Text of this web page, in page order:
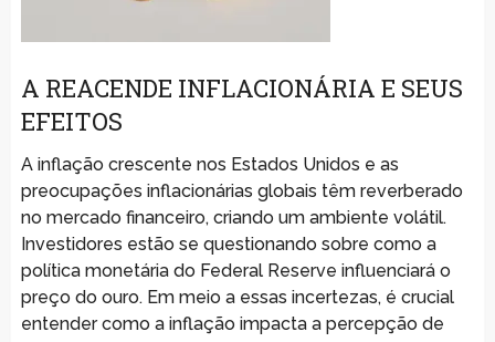
A REACENDE INFLACIONÁRIA E SEUS
EFEITOS
A inflação crescente nos Estados Unidos e as
preocupações inflacionárias globais têm reverberado
no mercado financeiro, criando um ambiente volátil.
Investidores estão se questionando sobre como a
política monetária do Federal Reserve influenciará o
preço do ouro. Em meio a essas incertezas, é crucial
entender como a inflação impacta a percepção de